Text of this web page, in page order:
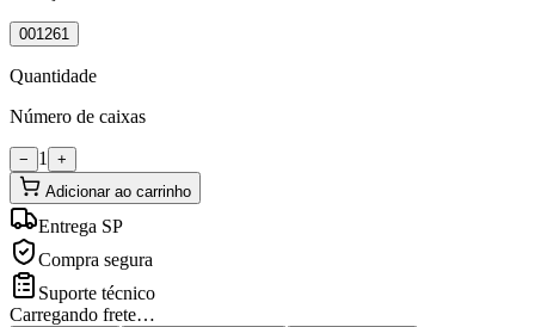
001261
Quantidade
Número de caixas
− 1
+
Adicionar ao carrinho
Entrega SP
Compra segura
Suporte técnico
Carregando frete…